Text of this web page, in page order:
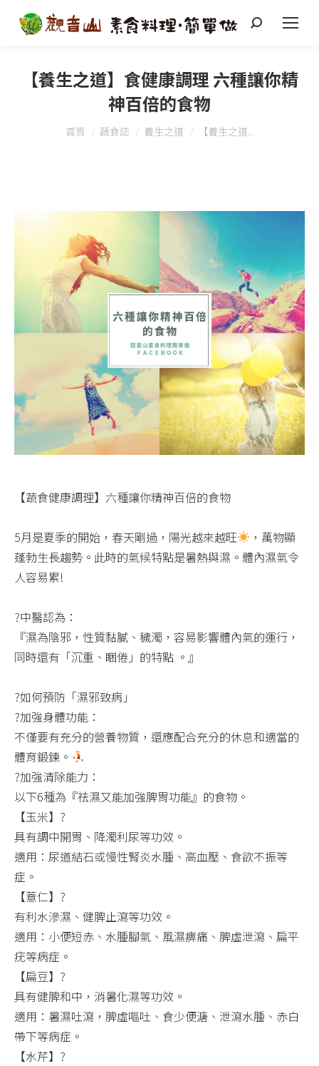
搜
【養生之道】食健康調理 六種讓你精
神百倍的食物
您在這裡：
首頁 蔬食誌 養生之道 【養生之道...
【蔬食健康調理】六種讓你精神百倍的食物
5月是夏季的開始，春天剛過，陽光越來越旺
，萬物顯
蓬勃生長趨勢。此時的氣候特點是暑熱與濕。體內濕氣令
人容易累!​
?中醫認為：​
『濕為陰邪，性質黏膩、穢濁，容易影響體內氣的運行，
同時還有「沉重、睏倦」的特點 。』​
?如何預防「濕邪致病」
?加強身體功能：​
不僅要有充分的營養物質，還應配合充分的休息和適當的
體育鍛鍊。
?加強清除能力：​
以下6種為『祛濕又能加強脾胃功能』的食物。
【玉米】?​
具有調中開胃、降濁利尿等功效。​
適用：尿道結石或慢性腎炎水腫、高血壓、食欲不振等
症。​
【薏仁】?
有利水滲濕、健脾止瀉等功效。​
適用：小便短赤、水腫腳氣、風濕痹痛、脾虛泄瀉、扁平
疣等病症。​
【扁豆】​?
具有健脾和中，消暑化濕等功效。​
適用：暑濕吐瀉，脾虛嘔吐、食少便溏、泄瀉水腫、赤白
帶下等病症。​
【水芹】?